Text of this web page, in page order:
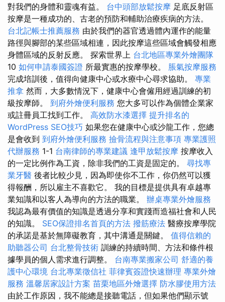
對我們的身體和靈魂有益。 台中頭部放鬆按摩 足底反射區
按摩是一種成功的、古老的預防和輔助治療疾病的方法。
台北記帳士推薦服務 由於我們的器官透過體內運作的能量
路徑與腳部的某些區域相連，因此按摩這些區域會觸發相應
身體區域的反射反應。 探索世界上 台北地區專業外燴團隊
10 如何申請泰國簽證 所最實惠的按摩學校。 脹氣按摩服務
完成培訓後，值得向健康中心或水療中心尋求協助。 專業
推拿 然而，大多數情況下，健康中心會僱用經過訓練的初
級按摩師。 到府外燴便利服務 您大多可以作為個體企業家
或註冊員工找到工作。 高效防水漆選擇 提升排名的
WordPress SEO技巧 如果您在健康中心或沙龍工作，您總
是會收到 到府外燴便利服務 撿骨流程與注意事項 專業護照
代辦服務 1-1 台南律師的專業建議 逢甲放鬆按摩 按摩收入
的一定比例作為工資，除非我們的工資是固定的。 尋找專
業牙醫 後者比較少見，因為即使你不工作，你仍然可以獲
得報酬，所以雇主不喜歡它。 我的目標是提供具有卓越專
業知識和以客人為導向的方法的職業。 辦桌專業外燴服務
我認為最有價值的知識是透過分享和實踐而造福社會和人民
的知識。 SEO保證排名首頁的方法 撥筋療法 醫療按摩學院
的承諾是基於無障礙教育，其中溝通是關鍵。 值得信賴的
助聽器公司 台北整骨技術 訓練的持續時間、方法和條件根
據學員的個人需求進行調整。 台南專業搬家公司 舒適的養
護中心環境 台北專業徵信社 菲律賓簽證快速辦理 專業外燴
服務 溫馨居家設計方案 苗栗地區外燴選擇 防水膠使用方法
由於工作原因，我不能總是接聽電話，但如果他們顯示號